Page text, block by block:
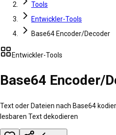
Tools
Entwickler-Tools
Base64 Encoder/Decoder
Entwickler-Tools
Base64 Encoder/
Text oder Dateien nach Base64
lesbaren Text dekodieren